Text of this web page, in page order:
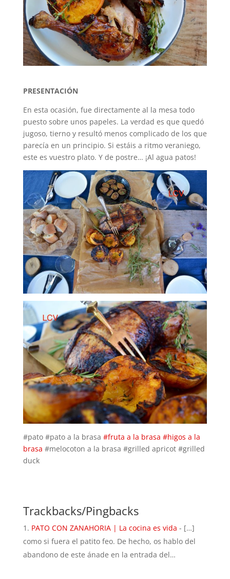
PRESENTACIÓN
En esta ocasión, fue directamente al la mesa todo
puesto sobre unos papeles. La verdad es que quedó
jugoso, tierno y resultó menos complicado de los que
parecía en un principio. Si estáis a ritmo veraniego,
este es vuestro plato. Y de postre… ¡Al agua patos!
#pato #pato a la brasa #fruta a la brasa #higos a la
brasa #melocoton a la brasa #grilled apricot #grilled
duck
Trackbacks/Pingbacks
PATO CON ZANAHORIA | La cocina es vida - […]
como si fuera el patito feo. De hecho, os hablo del
abandono de este ánade en la entrada del…